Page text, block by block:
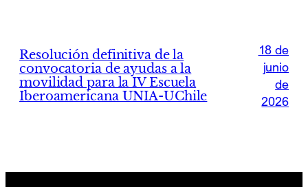
Resolución definitiva de la
convocatoria de ayudas a la
movilidad para la IV Escuela
Iberoamericana UNIA-UChile
18 de
junio
de
2026